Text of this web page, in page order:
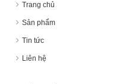
Trang chủ
Sản phẩm
Tin tức
Liên hệ